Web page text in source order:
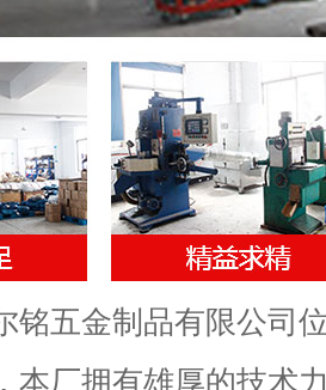
五金制品有限公司位
本厂拥有雄厚的技术